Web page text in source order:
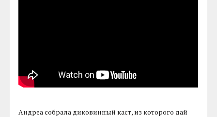
Андреа собрала диковинный каст, из которого дай